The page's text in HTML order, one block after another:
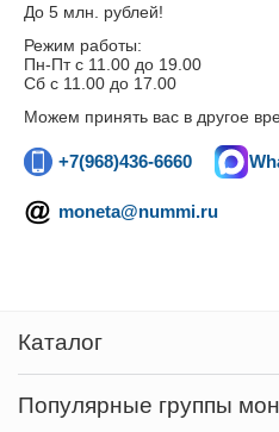
До 5 млн. рублей!
Режим работы:
Пн-Пт c 11.00 до 19.00
Сб с 11.00 до 17.00
Можем принять вас в другое
+7(968)436-6660
moneta@nummi.ru
Каталог
Популярные группы